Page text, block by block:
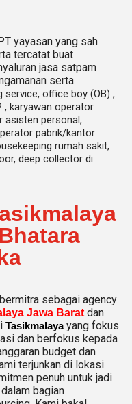
yayasan yang sah
tercatat buat
jasa satpam
serta
service, office boy (OB) ,
, karyawan operator
personal,
pabrik/kantor
rumah sakit,
deep collector di
sebagai agency
Jawa Baratdan
Tasikmalayayang fokus
dan berfokus kepada
budget dan
terjunkan di lokasi
penuh untuk jadi
bagian